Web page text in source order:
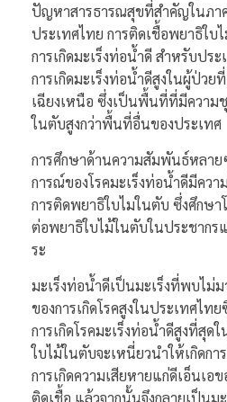
ปัญหาสารธารณสุขที่สำคัญในภา
ประเทศไทย การติดเชื้อพยาธิใ
การเกิดมะเร็งท่อน้ำดี สำหรับปร
การเกิดมะเร็งท่อน้ำดีสูงในผู้ป่ว
เฉียงเหนือ ซึ่งเป็นพื้นที่ที่มีความ
ในตับสูงกว่าพื้นที่อื่นของประเทศ
การศึกษาด้านความสัมพันธ์หลา
การณ์ของโรคมะเร็งท่อน้ำดีมีคว
การติดพยาธิใบไมในตับ ซึ่งศึกษ
ต่อพยาธิใบไม้ในตับในประชากร
ระ
มะเร็งท่อน้ำดีเป็นมะเร็งที่พบไม่
ของการเกิดโรคสูงในประเทศไ
การเกิดโรคมะเร็งท่อน้ำดีสูงที่สุด
ใบไม้ในตับจะเหนี่ยวนำให้เกิดกา
การเกิดความเสียหายแก่ดีเอ็นเอ
ติดเชื้อ แล้วจากนั้นจึงกลายเป็นม